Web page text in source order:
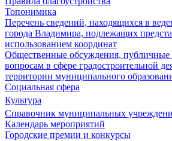
Топонимика
Перечень сведений, находящихся в
города Владимира, подлежащих
использованием координат
Общественные обсуждения, публичные
вопросам в сфере градостроительной
территории муниципального
Социальная сфера
Культура
Справочник муниципальных
Календарь мероприятий
Городские премии и конкурсы